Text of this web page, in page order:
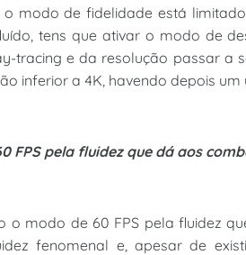
o modo de fidelidade está
tens que ativar o modo de
tracing e da resolução passar a
inferior a 4K, havendo depois um
FPS pela fluidez que dá aos
o modo de 60 FPS pela fluidez
fenomenal e, apesar de